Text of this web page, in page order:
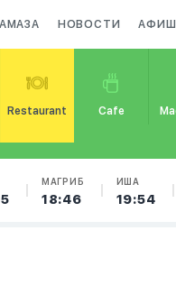
НОВОСТИ
Restaurant Cafe
МАГРИБ
18:46
ИША
19:54